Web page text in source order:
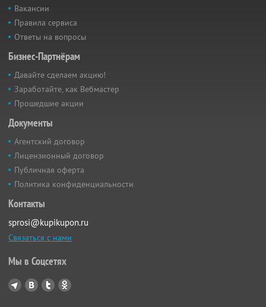
Вакансии
Правила сервиса
Ответы на вопросы
Бизнес-Партнёрам
Давайте сделаем акцию!
Заработайте, как Вебмастер
Прошедшие акции
Документы
Агентский договор
Лицензионный договор
Публичная оферта
Политика конфиденциальности
Контакты
sprosi@kupikupon.ru
Связаться с нами
Мы в Соцсетях